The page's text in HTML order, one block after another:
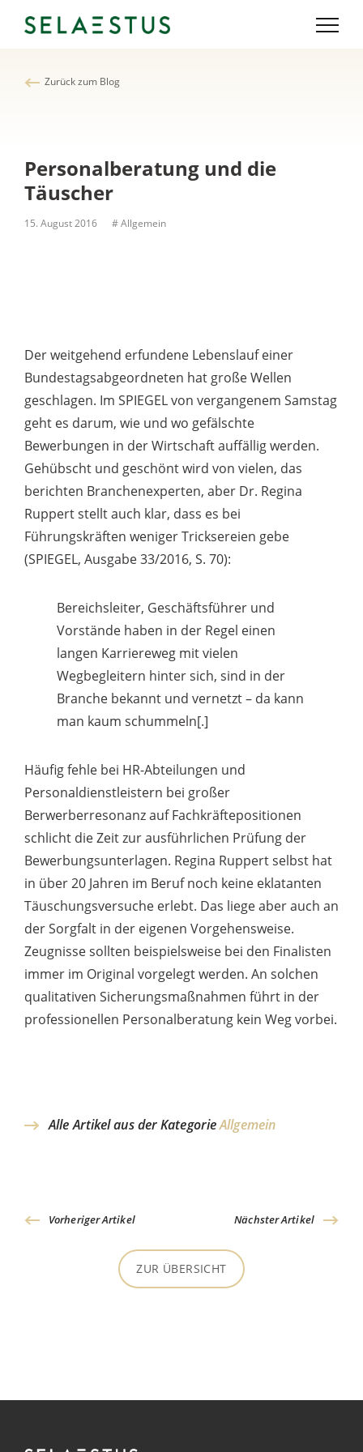
Zurück zum Blog
Personalberatung und die
Täuscher
15. August 2016 # Allgemein
Der weitgehend erfundene Lebenslauf einer
Bundestagsabgeordneten hat große Wellen
geschlagen. Im SPIEGEL von vergangenem Samstag
geht es darum, wie und wo gefälschte
Bewerbungen in der Wirtschaft auffällig werden.
Gehübscht und geschönt wird von vielen, das
berichten Branchenexperten, aber Dr. Regina
Ruppert stellt auch klar, dass es bei
Führungskräften weniger Tricksereien gebe
(SPIEGEL, Ausgabe 33/2016, S. 70):
Bereichsleiter, Geschäftsführer und
Vorstände haben in der Regel einen
langen Karriereweg mit vielen
Wegbegleitern hinter sich, sind in der
Branche bekannt und vernetzt – da kann
man kaum schummeln[.]
Häufig fehle bei HR-Abteilungen und
Personaldienstleistern bei großer
Berwerberresonanz auf Fachkräftepositionen
schlicht die Zeit zur ausführlichen Prüfung der
Bewerbungsunterlagen. Regina Ruppert selbst hat
in über 20 Jahren im Beruf noch keine eklatanten
Täuschungsversuche erlebt. Das liege aber auch an
der Sorgfalt in der eigenen Vorgehensweise.
Zeugnisse sollten beispielsweise bei den Finalisten
immer im Original vorgelegt werden. An solchen
qualitativen Sicherungsmaßnahmen führt in der
professionellen Personalberatung kein Weg vorbei.
Alle Artikel aus der KategorieAllgemein
Vorheriger Artikel
ZUR ÜBERSICHT
Nächster Artikel